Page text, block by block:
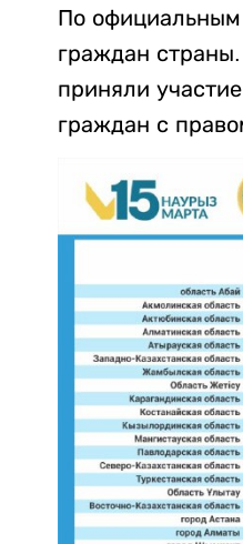
По официальным
граждан
приняли
граждан с